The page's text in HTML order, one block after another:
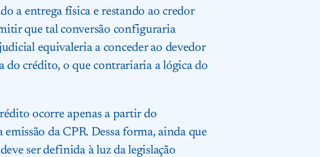
a entrega física e restando ao credor
que tal conversão configuraria
equivaleria a conceder ao devedor
do crédito, o que contrariaria a lógica do
ocorre apenas a partir do
da CPR. Dessa forma, ainda que
ser definida à luz da legislação